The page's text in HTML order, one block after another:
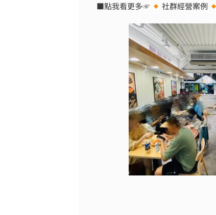
■點我看更多☞ 社群經營案例